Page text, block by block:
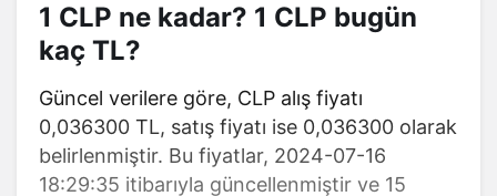
1 CLP ne kadar? 1 CLP bugün
kaç TL?
Güncel verilere göre, CLP alış fiyatı
0,036300 TL, satış fiyatı ise 0,036300 olarak
belirlenmiştir. Bu fiyatlar, 2024-07-16
18:29:35 itibarıyla güncellenmiştir ve 15